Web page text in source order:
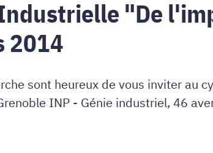
"De
2014
sont heureux de vous inviter au
INP - Génie industriel, 46